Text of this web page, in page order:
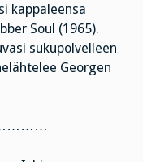
kappaleensa
Soul (1965).
sukupolvelleen
Georgen